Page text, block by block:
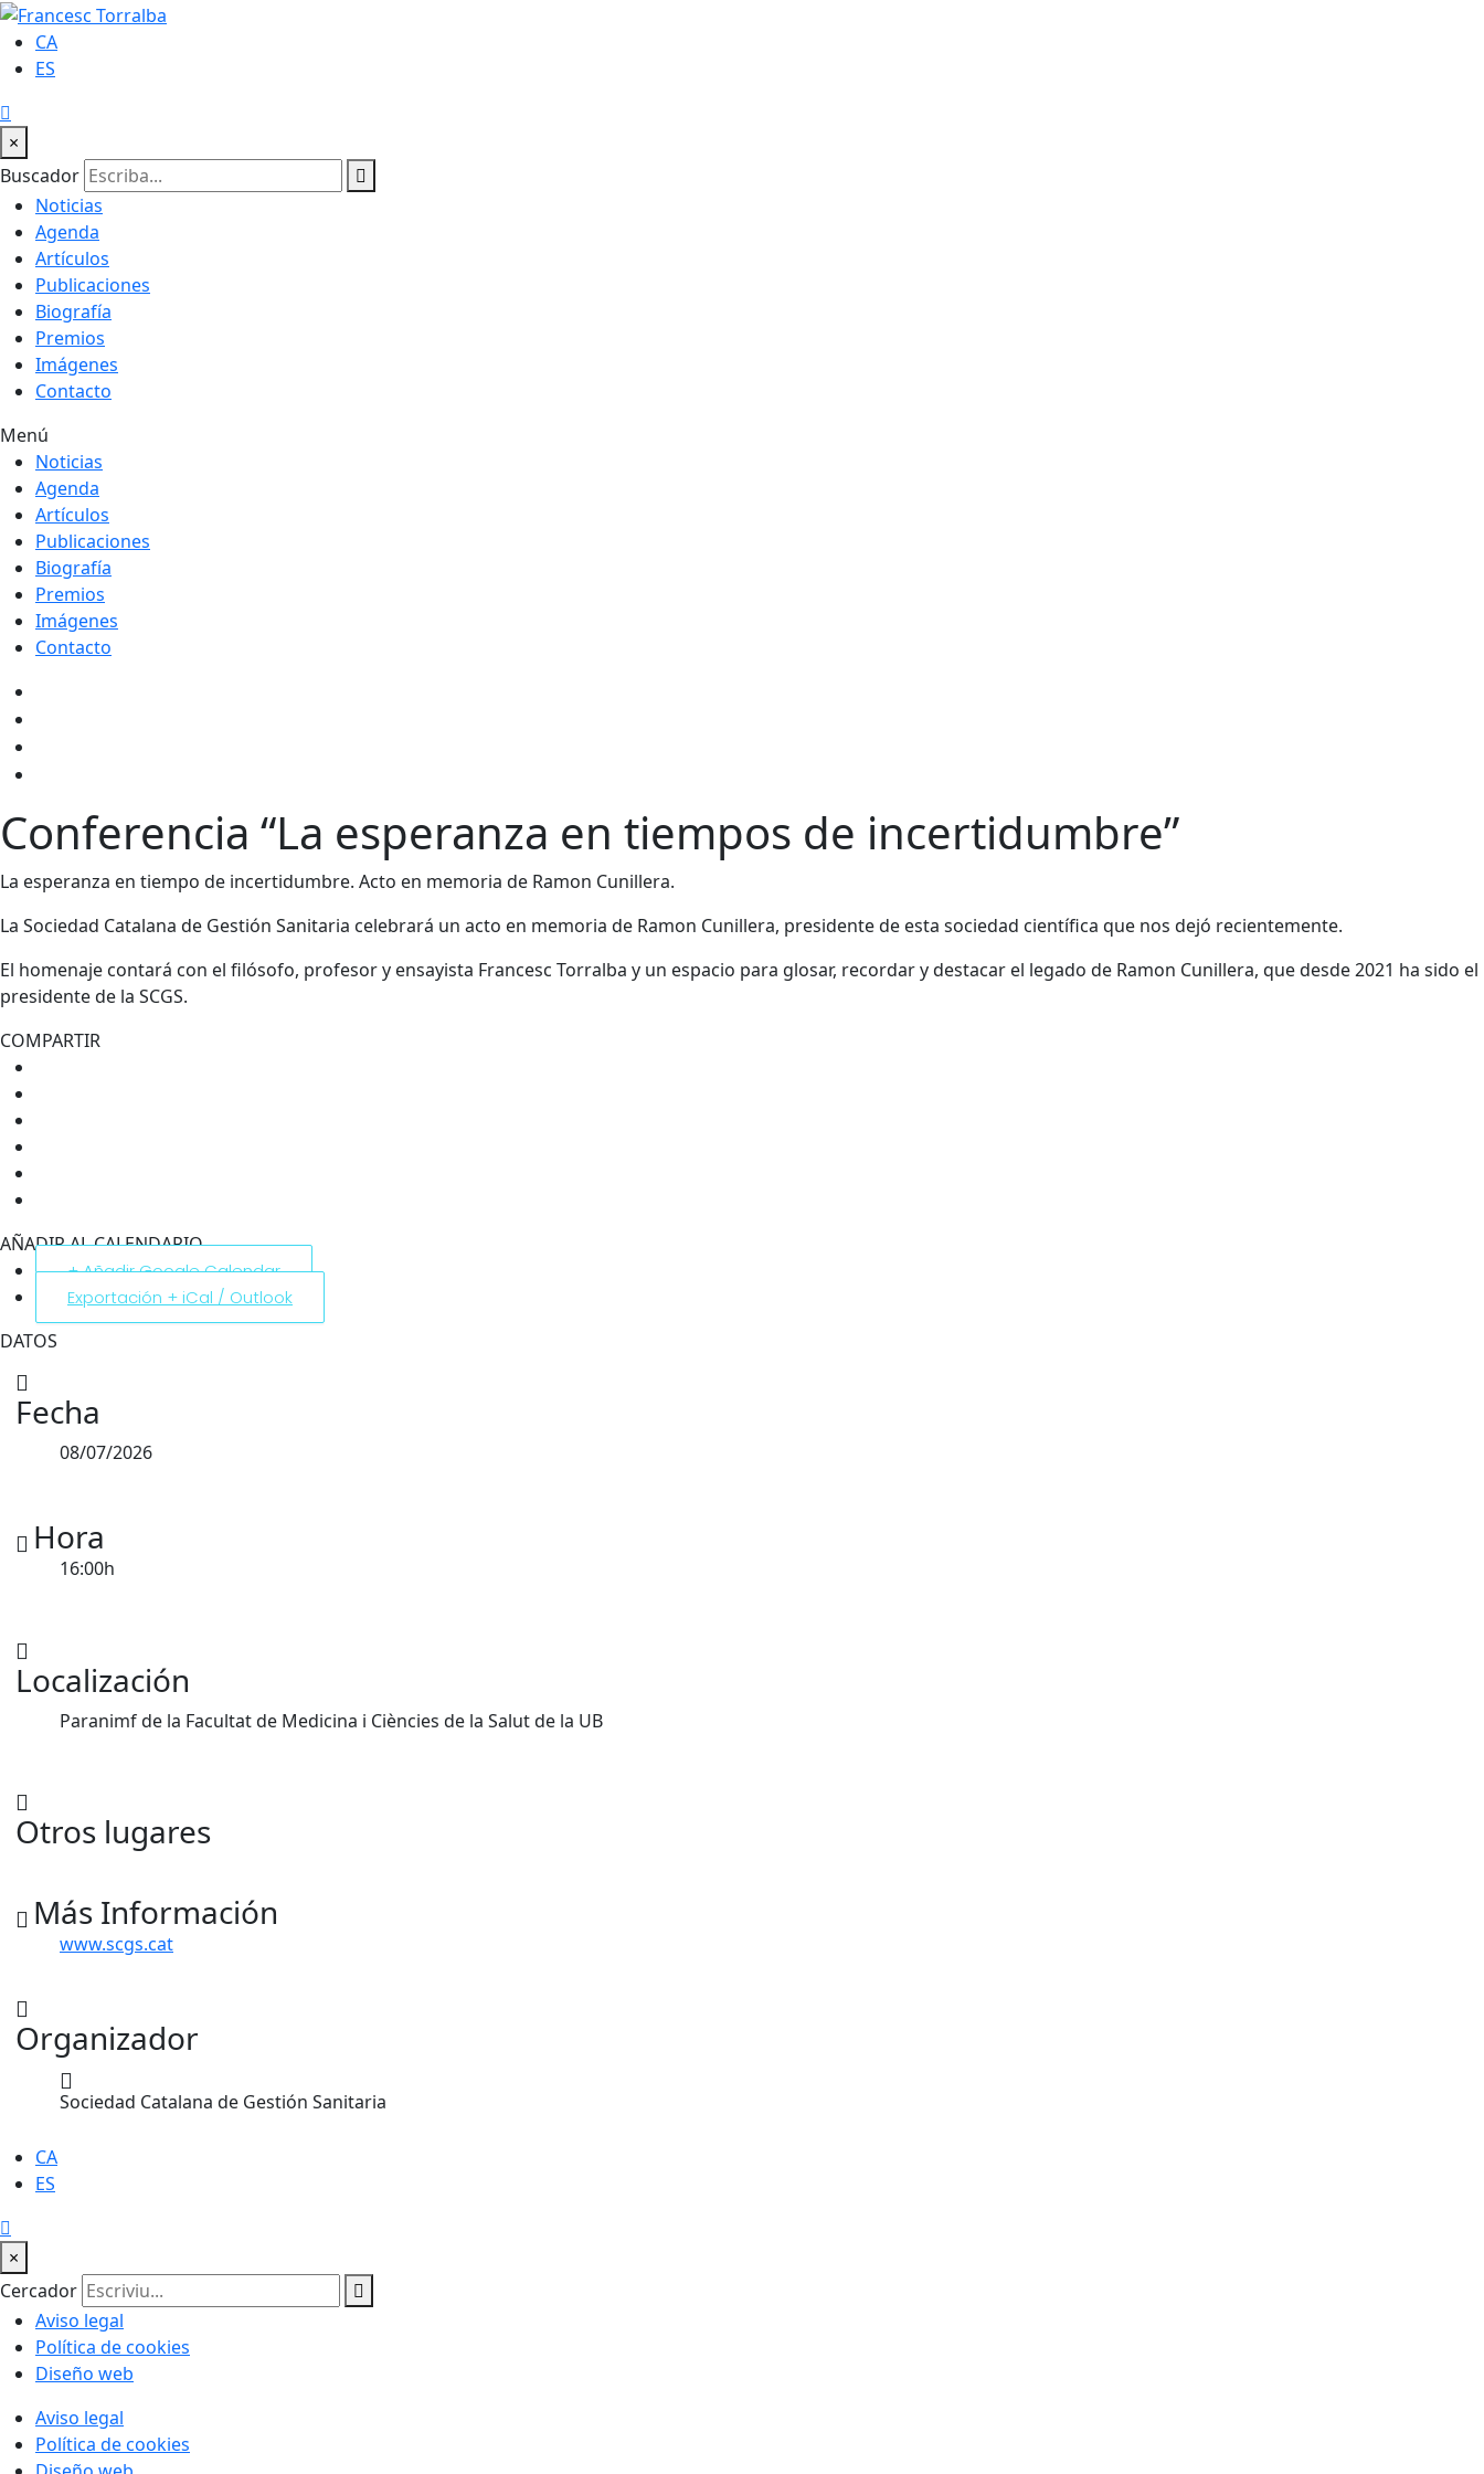
CA
ES
×
Buscador
Noticias
Agenda
Artículos
Publicaciones
Biografía
Premios
Imágenes
Contacto
Menú
Noticias
Agenda
Artículos
Publicaciones
Biografía
Premios
Imágenes
Contacto
Conferencia “La esperanza en tiempos de incertidumbre”
La esperanza en tiempo de incertidumbre. Acto en memoria de Ramon Cunillera.
La Sociedad Catalana de Gestión Sanitaria celebrará un acto en memoria de Ramon Cunillera, presidente de esta sociedad científica que nos dejó recientemente.
El homenaje contará con el filósofo, profesor y ensayista Francesc Torralba y un espacio para glosar, recordar y destacar el legado de Ramon Cunillera, que desde 2021 ha sido el
presidente de la SCGS.
COMPARTIR
AÑADIR AL CALENDARIO
+ Añadir Google Calendar
Exportación + iCal / Outlook
DATOS
Fecha
08/07/2026
Hora
16:00h
Localización
Paranimf de la Facultat de Medicina i Ciències de la Salut de la UB
Otros lugares
Más Información
www.scgs.cat
Organizador
Sociedad Catalana de Gestión Sanitaria
CA
ES
×
Cercador
Aviso legal
Política de cookies
Diseño web
Aviso legal
Política de cookies